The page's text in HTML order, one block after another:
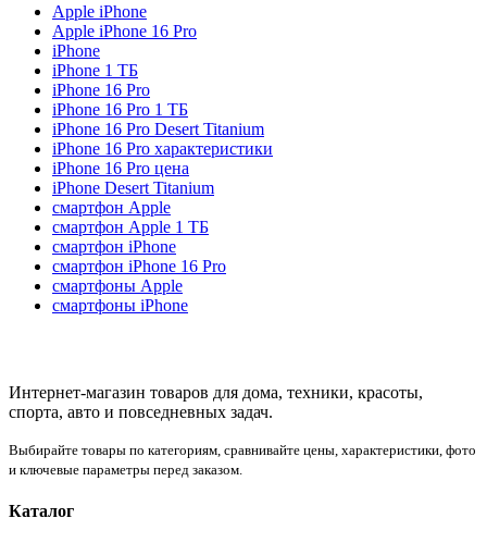
Apple iPhone
Apple iPhone 16 Pro
iPhone
iPhone 1 ТБ
iPhone 16 Pro
iPhone 16 Pro 1 ТБ
iPhone 16 Pro Desert Titanium
iPhone 16 Pro характеристики
iPhone 16 Pro цена
iPhone Desert Titanium
смартфон Apple
смартфон Apple 1 ТБ
смартфон iPhone
смартфон iPhone 16 Pro
смартфоны Apple
смартфоны iPhone
Интернет-магазин товаров для дома, техники, красоты,
спорта, авто и повседневных задач.
Выбирайте товары по категориям, сравнивайте цены, характеристики, фото
и ключевые параметры перед заказом.
Каталог